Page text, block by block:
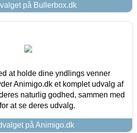
på Bullerbox.dk
at holde dine yndlings venner
Animigo.dk et komplet udvalg af
naturlig godhed, sammen med
at se deres udvalg.
på Animigo.dk